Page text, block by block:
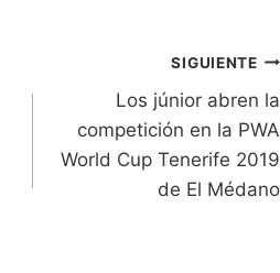
k
SIGUIENTE
Los júnior abren la
competición en la PWA
World Cup Tenerife 2019
de El Médano